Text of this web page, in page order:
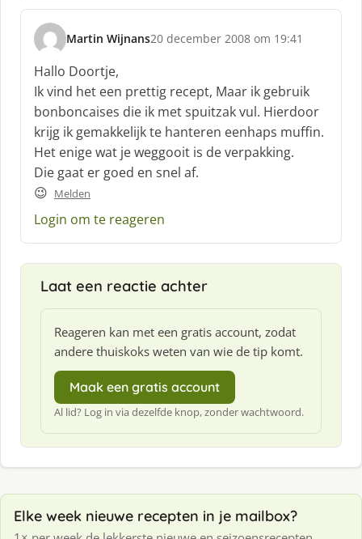
e
f
:
Martin Wijnans
s
c
h
r
e
e
f
:
20 december 2008 om 19:41
Hallo Doortje,
Ik vind het een prettig recept, Maar ik gebruik
bonboncaises die ik met spuitzak vul. Hierdoor
krijg ik gemakkelijk te hanteren eenhaps muffin.
Het enige wat je weggooit is de verpakking.
Die gaat er goed en snel af.
😉 Melden
Login om te reageren
Laat een reactie achter
Reageren kan met een gratis account, zodat
andere thuiskoks weten van wie de tip komt.
Maak een gratis account
Al lid? Log in via dezelfde knop, zonder wachtwoord.
Elke week nieuwe recepten in je mailbox?